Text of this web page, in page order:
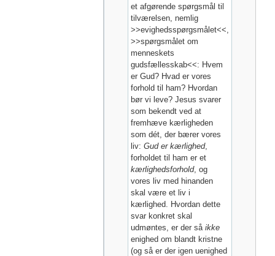
et afgørende spørgsmål til
tilværelsen, nemlig
>>evighedsspørgsmålet<<,
>>spørgsmålet om
menneskets
gudsfællesskab<<: Hvem
er Gud? Hvad er vores
forhold til ham? Hvordan
bør vi leve? Jesus svarer
som bekendt ved at
fremhæve kærligheden
som dét, der bærer vores
liv: Gud er kærlighed,
forholdet til ham er et
kærlighedsforhold, og
vores liv med hinanden
skal være et liv i
kærlighed. Hvordan dette
svar konkret skal
udmøntes, er der så ikke
enighed om blandt kristne
(og så er der igen uenighed